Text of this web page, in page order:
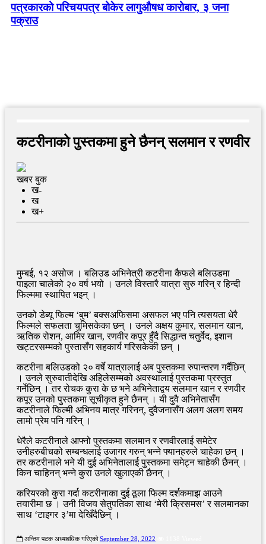
पत्रकारको परिचयपत्र बोकेर लागुऔषध कारोबार, ३ जना
पक्राउ
कटरीनाको पुस्तकमा हुने छैनन् सलमान र रणवीर
खबर बुक
ख-
ख
ख+
मुम्बई, १२ असोज । बलिउड अभिनेत्री कटरीना कैफले बलिउडमा
पाइला चालेको २० वर्ष भयो । उनले विस्तारै यात्रा सुरु गरिन् र हिन्दी
फिल्ममा स्थापित भइन् ।
उनको डेब्यू फिल्म ‘बुम’ बक्सअफिसमा असफल भए पनि त्यसयता धेरै
फिल्मले सफलता चुमिसकेका छन् । उनले अक्षय कुमार, सलमान खान,
ऋतिक रोशन, आमिर खान, रणवीर कपूर हुँदै सिद्धान्त चतुर्वेद, इशान
खट्टरसम्मको पुस्तासँग सहकार्य गरिसकेकी छन् ।
कटरीना बलिउडको २० वर्षे यात्रालाई अब पुस्तकमा रुपान्तरण गर्दैछिन्
। उनले सुरुवातीदेखि अहिलेसम्मको अवस्थालाई पुस्तकमा प्रस्तुत
गर्नेछिन् । तर रोचक कुरा के छ भने अभिनेताद्वय सलमान खान र रणवीर
कपूर उनको पुस्तकमा सूचीकृत हुने छैनन् । यी दुवै अभिनेतासँग
कटरीनाले फिल्मी अभिनय मात्र गरिनन्, दुवैजनासँग अलग अलग समय
लामो प्रेम पनि गरिन् ।
धेरैले कटरीनाले आफ्नो पुस्तकमा सलमान र रणवीरलाई समेटेर
उनीहरुबीचको सम्बन्धलाई उजागर गरुन् भन्ने फ्यानहरुले चाहेका छन् ।
तर कटरीनाले भने यी दुई अभिनेतालाई पुस्तकमा समेट्न चाहेकी छैनन् ।
किन चाहिनन् भन्ने कुरा उनले खुलाएकी छैनन् ।
करियरको कुरा गर्दा कटरीनाका दुई ठूला फिल्म दर्शकमाझ आउने
तयारीमा छ । उनी विजय सेतुपतिका साथ ‘मेरी क्रिसमस’ र सलमानका
साथ ‘टाइगर ३’मा देखिँदैछिन् ।
अन्तिम पटक अध्यावधिक गरिएको September 28, 2022